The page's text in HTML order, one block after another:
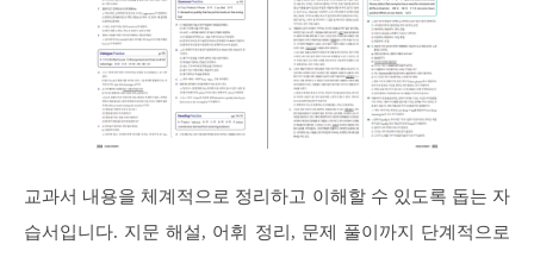
교과서 내용을 체계적으로 정리하고 이해할 수 있도록 돕는 자
습서입니다. 지문 해설, 어휘 정리, 문제 풀이까지 단계적으로